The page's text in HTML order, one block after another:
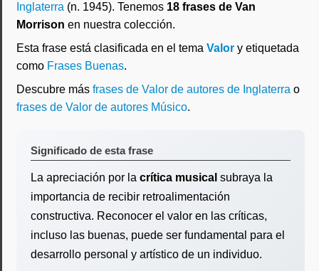
Inglaterra (n. 1945). Tenemos 18 frases de Van
Morrison en nuestra colección.
Esta frase está clasificada en el tema Valor y etiquetada
como Frases Buenas.
Descubre más frases de Valor de autores de Inglaterra o
frases de Valor de autores Músico.
Significado de esta frase
La apreciación por la crítica musical subraya la
importancia de recibir retroalimentación
constructiva. Reconocer el valor en las críticas,
incluso las buenas, puede ser fundamental para el
desarrollo personal y artístico de un individuo.